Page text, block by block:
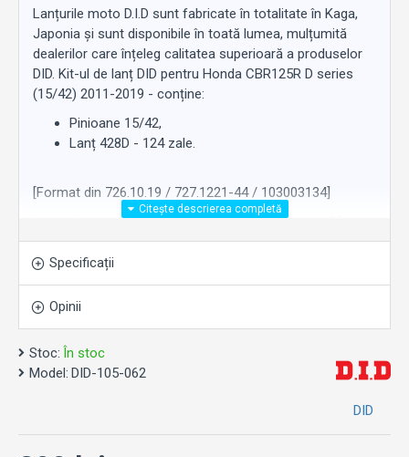
Lanțurile moto D.I.D sunt fabricate în totalitate în Kaga,
Japonia și sunt disponibile în toată lumea, mulțumită
dealerilor care înțeleg calitatea superioară a produselor
DID. Kit-ul de lanț DID pentru Honda CBR125R D series
(15/42) 2011-2019 - conține:
Pinioane 15/42,
Lanț 428D - 124 zale.
[Format din 726.10.19 / 727.1221-44 / 103003134]
Lanțurile moto D.I.D sunt realizate de tehnicieni calificați,
cu un singur obiectiv: Perfecțiunea. Astfel încât să poată
oferi performanțe remarcabile. De-a lungul timpului,
importanța acordată calității a făcut din D.I.D furnizorul
de piese originale numărul 1 în lume pentru producătorii
Notă: Imaginea este cu titlu de prezentare.
Specificații
Opinii
Stoc: În stoc
Model: DID-105-062
DID